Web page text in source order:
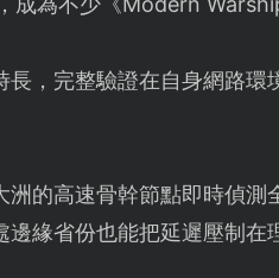
長，完整驗證在自身網路
洲的高速骨幹節點即時偵
緣省份也能把延遲壓制在